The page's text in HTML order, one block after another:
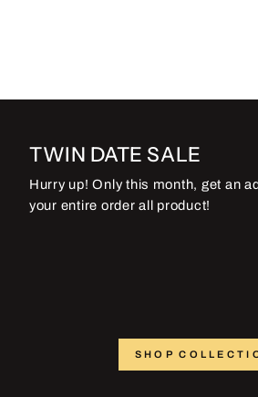
TWIN DATE SALE
Hurry up! Only this month, get an
your entire order all product!
SHOP